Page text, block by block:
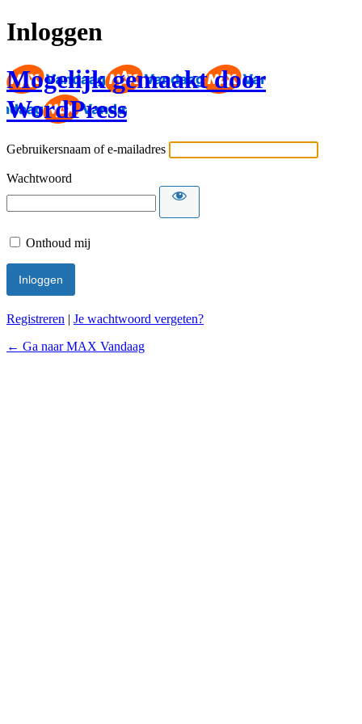
Inloggen
Mogelijk gemaakt door
WordPress
Gebruikersnaam of e-mailadres
Wachtwoord
Onthoud mij
Registreren | Je wachtwoord vergeten?
← Ga naar MAX Vandaag